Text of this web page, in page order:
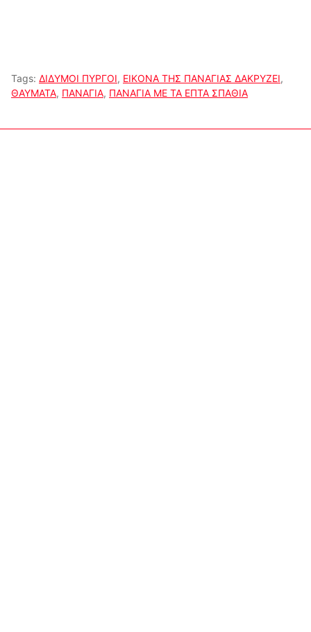
Tags: ΔΙΔΥΜΟΙ ΠΥΡΓΟΙ, ΕΙΚΟΝΑ ΤΗΣ ΠΑΝΑΓΙΑΣ ΔΑΚΡΥΖΕΙ,
ΘΑΥΜΑΤΑ, ΠΑΝΑΓΙΑ, ΠΑΝΑΓΙΑ ΜΕ ΤΑ ΕΠΤΑ ΣΠΑΘΙΑ